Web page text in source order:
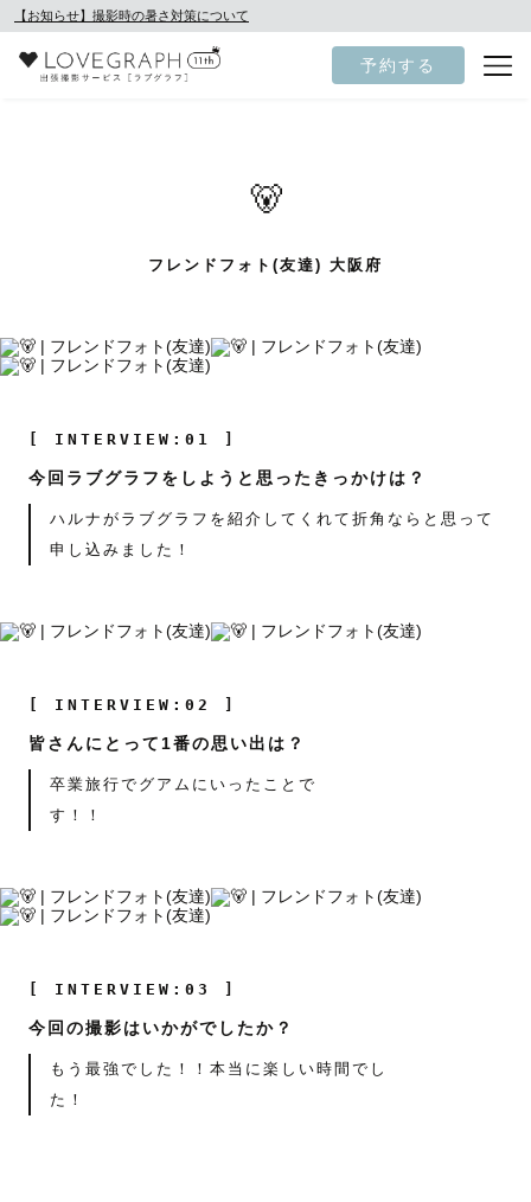
【お知らせ】撮影時の暑さ対策について
予約する
🐻
フレンドフォト(友達) 大阪府
[ INTERVIEW:01 ]
今回ラブグラフをしようと思ったきっかけは？
ハルナがラブグラフを紹介してくれて折角ならと思って
申し込みました！
[ INTERVIEW:02 ]
皆さんにとって1番の思い出は？
卒業旅行でグアムにいったことで
す！！
[ INTERVIEW:03 ]
今回の撮影はいかがでしたか？
もう最強でした！！本当に楽しい時間でし
た！